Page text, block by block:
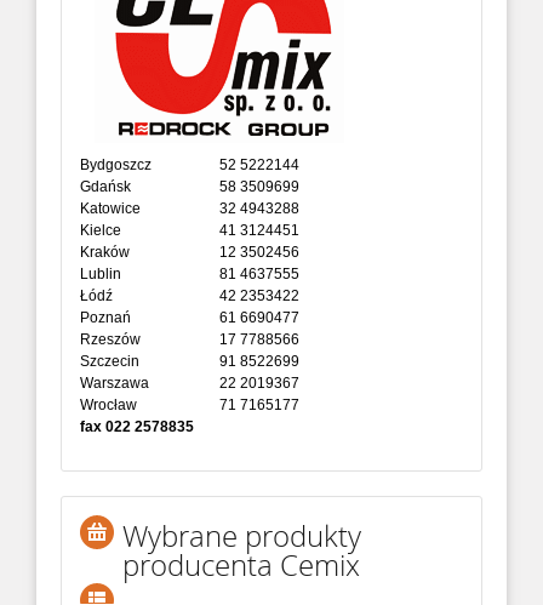
Bydgoszcz
Gdańsk
Katowice
Kielce
Kraków
Lublin
Łódź
Poznań
Rzeszów
Szczecin
Warszawa
Wrocław
52 5222144
58 3509699
32 4943288
41 3124451
12 3502456
81 4637555
42 2353422
61 6690477
17 7788566
91 8522699
22 2019367
71 7165177
fax 022 2578835
Wybrane produkty
producenta Cemix